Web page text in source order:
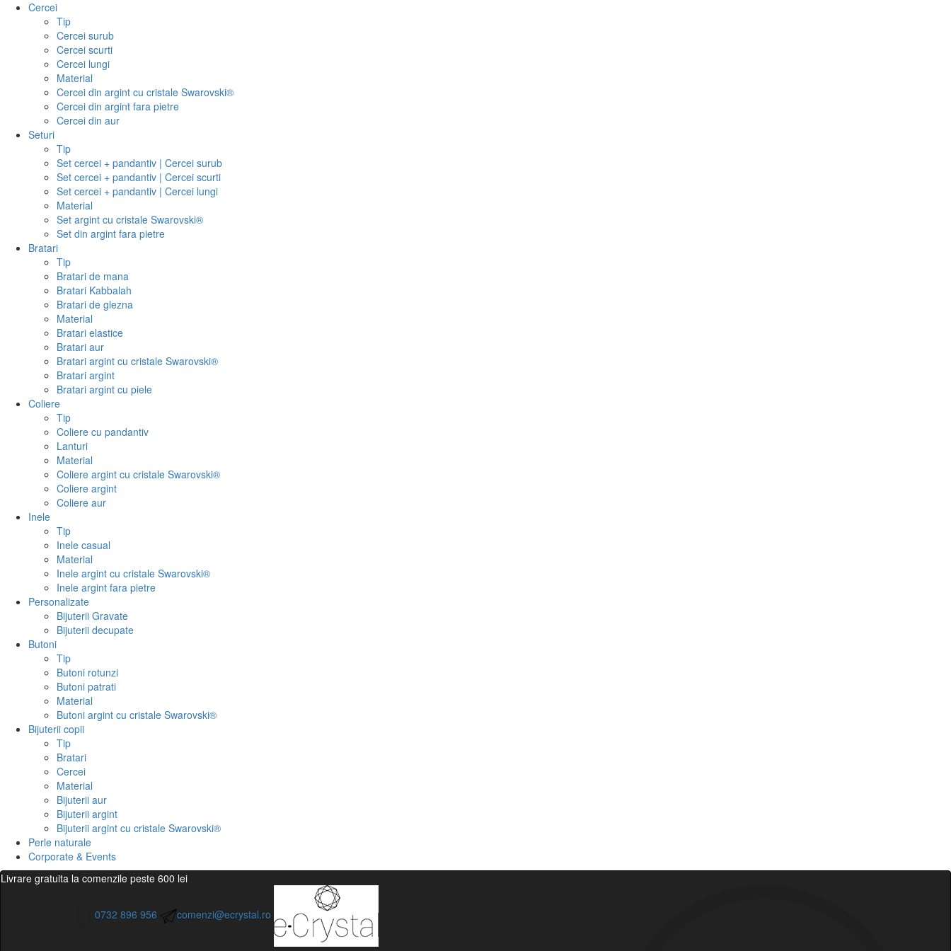
Cercei
Tip
Cercei surub
Cercei scurti
Cercei lungi
Material
Cercei din argint cu cristale Swarovski®
Cercei din argint fara pietre
Cercei din aur
Seturi
Tip
Set cercei + pandantiv | Cercei surub
Set cercei + pandantiv | Cercei scurti
Set cercei + pandantiv | Cercei lungi
Material
Set argint cu cristale Swarovski®
Set din argint fara pietre
Bratari
Tip
Bratari de mana
Bratari Kabbalah
Bratari de glezna
Material
Bratari elastice
Bratari aur
Bratari argint cu cristale Swarovski®
Bratari argint
Bratari argint cu piele
Coliere
Tip
Coliere cu pandantiv
Lanturi
Material
Coliere argint cu cristale Swarovski®
Coliere argint
Coliere aur
Inele
Tip
Inele casual
Material
Inele argint cu cristale Swarovski®
Inele argint fara pietre
Personalizate
Bijuterii Gravate
Bijuterii decupate
Butoni
Tip
Butoni rotunzi
Butoni patrati
Material
Butoni argint cu cristale Swarovski®
Bijuterii copii
Tip
Bratari
Cercei
Material
Bijuterii aur
Bijuterii argint
Bijuterii argint cu cristale Swarovski®
Perle naturale
Corporate & Events
Livrare gratuita la comenzile peste 600 lei
0732 896 956 comenzi@ecrystal.ro